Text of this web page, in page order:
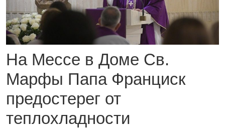
На Мессе в Доме Св.
Марфы Папа Франциск
предостерег от
теплохладности